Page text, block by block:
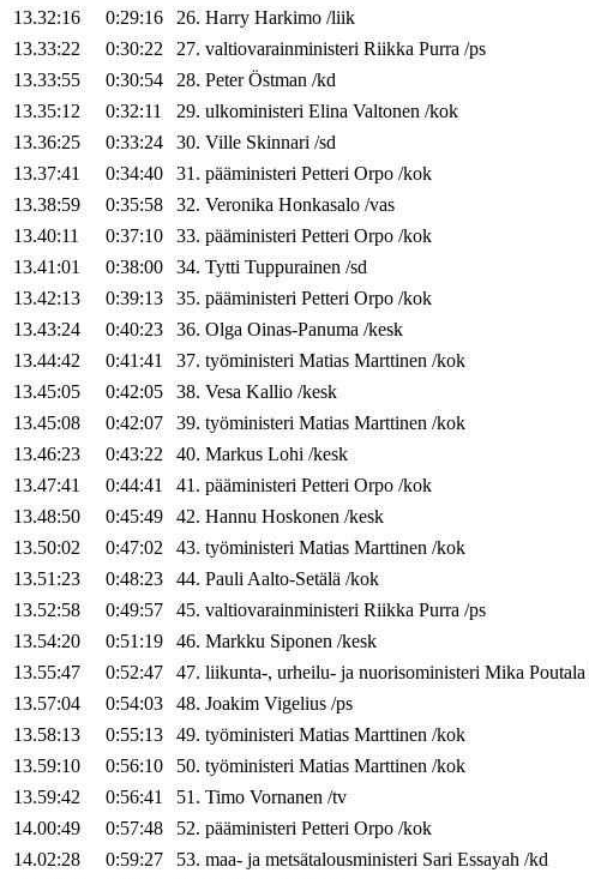
13.32:16
0:29:16 26. Harry Harkimo /liik
13.33:22
0:30:22 27. valtiovarainministeri Riikka Purra /ps
13.33:55
0:30:54 28. Peter Östman /kd
13.35:12
0:32:11 29. ulkoministeri Elina Valtonen /kok
13.36:25
0:33:24 30. Ville Skinnari /sd
13.37:41
0:34:40 31. pääministeri Petteri Orpo /kok
13.38:59
0:35:58 32. Veronika Honkasalo /vas
13.40:11
0:37:10 33. pääministeri Petteri Orpo /kok
13.41:01
0:38:00 34. Tytti Tuppurainen /sd
13.42:13
0:39:13 35. pääministeri Petteri Orpo /kok
13.43:24
0:40:23 36. Olga Oinas-Panuma /kesk
13.44:42
0:41:41 37. työministeri Matias Marttinen /kok
13.45:05
0:42:05 38. Vesa Kallio /kesk
13.45:08
0:42:07 39. työministeri Matias Marttinen /kok
13.46:23
0:43:22 40. Markus Lohi /kesk
13.47:41
0:44:41 41. pääministeri Petteri Orpo /kok
13.48:50
0:45:49 42. Hannu Hoskonen /kesk
13.50:02
0:47:02 43. työministeri Matias Marttinen /kok
13.51:23
0:48:23 44. PauliAalto-Setälä /kok
13.52:58
0:49:57 45. valtiovarainministeri Riikka Purra /ps
13.54:20
0:51:19 46. Markku Siponen /kesk
13.55:47
0:52:47 47. liikunta-, urheilu- ja nuorisoministeri Mika Poutala
13.57:04
0:54:03 48. Joakim Vigelius /ps
13.58:13
0:55:13 49. työministeri Matias Marttinen /kok
13.59:10
0:56:10 50. työministeri Matias Marttinen /kok
13.59:42
0:56:41 51. Timo Vornanen /tv
14.00:49
0:57:48 52. pääministeri Petteri Orpo /kok
14.02:28
0:59:27 53. maa- ja metsätalousministeri Sari Essayah /kd